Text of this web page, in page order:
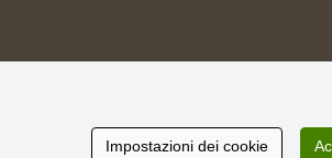
Impostazioni dei cookie